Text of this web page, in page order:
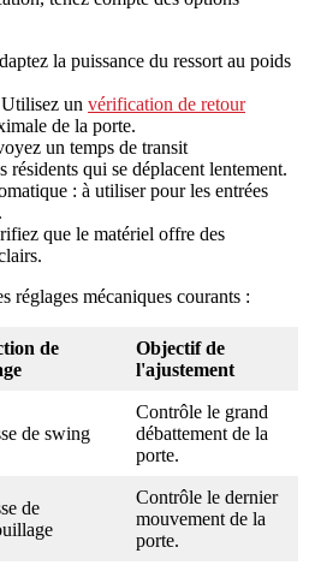
la puissance du ressort au poids
un vérification de retour
de la porte.
un temps de transit
résidents qui se déplacent lentement.
: à utiliser pour les entrées
que le matériel offre des
réglages mécaniques courants :
de
Objectif de
l'ajustement
de swing
Contrôle le grand
débattement de la
porte.
de
Contrôle le dernier
mouvement de la
porte.